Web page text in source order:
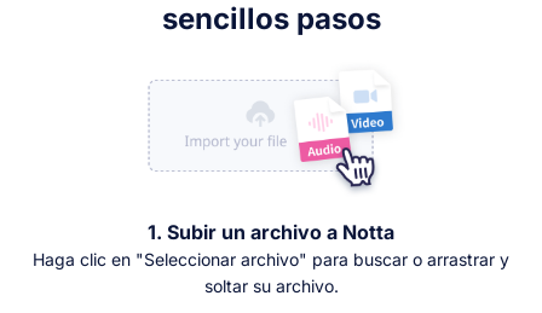
sencillos pasos
1. Subir un archivo a Notta
Haga clic en "Seleccionar archivo" para buscar o arrastrar y
soltar su archivo.